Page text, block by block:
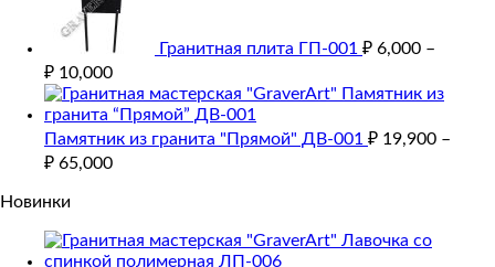
Гранитная плита ГП-001 ₽ 6,000 –
₽ 10,000
Памятник из гранита "Прямой" ДВ-001 ₽ 19,900 –
₽ 65,000
Новинки